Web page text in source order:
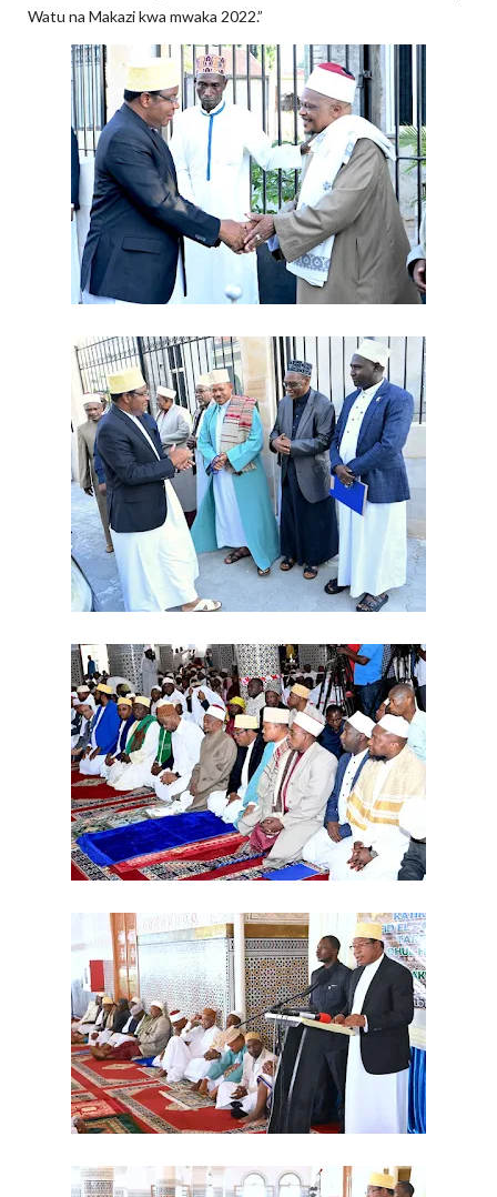
Watu na Makazi kwa mwaka 2022.”